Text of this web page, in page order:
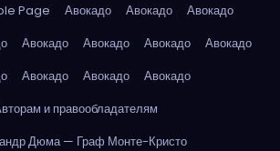
Page Авокадо Авокадо
Авокадо
Авокадо Авокадо Авокадо
Авокадо
Авокадо Авокадо
Авокадо
и правообладателям
Дюма — Граф Монте-Кристо